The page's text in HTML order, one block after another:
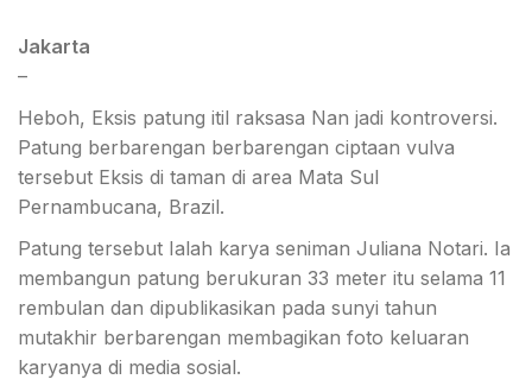
Jakarta
–
Heboh, Eksis patung itil raksasa Nan jadi kontroversi.
Patung berbarengan berbarengan ciptaan vulva
tersebut Eksis di taman di area Mata Sul
Pernambucana, Brazil.
Patung tersebut Ialah karya seniman Juliana Notari. Ia
membangun patung berukuran 33 meter itu selama 11
rembulan dan dipublikasikan pada sunyi tahun
mutakhir berbarengan membagikan foto keluaran
karyanya di media sosial.